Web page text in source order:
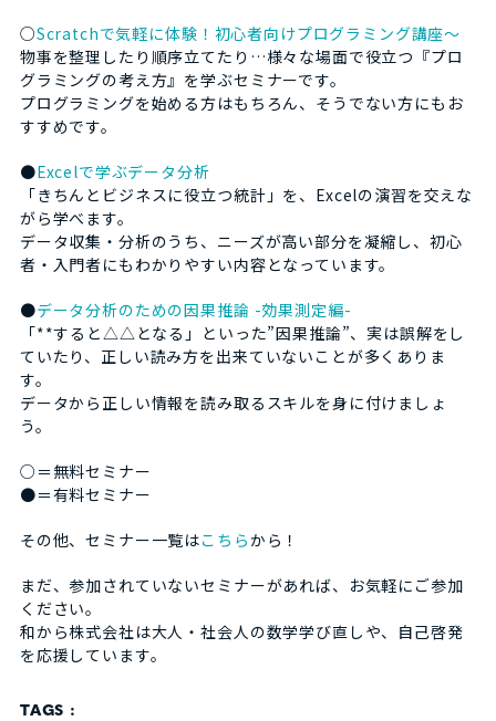
○Scratchで気軽に体験！初心者向けプログラミング講座～
物事を整理したり順序立てたり…様々な場面で役立つ『プロ
グラミングの考え方』を学ぶセミナーです。
プログラミングを始める方はもちろん、そうでない方にもお
すすめです。
●Excelで学ぶデータ分析
「きちんとビジネスに役立つ統計」を、Excelの演習を交えな
がら学べます。
データ収集・分析のうち、ニーズが高い部分を凝縮し、初心
者・入門者にもわかりやすい内容となっています。
●データ分析のための因果推論 -効果測定編-
「**すると△△となる」といった”因果推論”、実は誤解をし
ていたり、正しい読み方を出来ていないことが多くありま
す。
データから正しい情報を読み取るスキルを身に付けましょ
う。
○＝無料セミナー
●＝有料セミナー
その他、セミナー一覧はこちらから！
まだ、参加されていないセミナーがあれば、お気軽にご参加
ください。
和から株式会社は大人・社会人の数学学び直しや、自己啓発
を応援しています。
TAGS :